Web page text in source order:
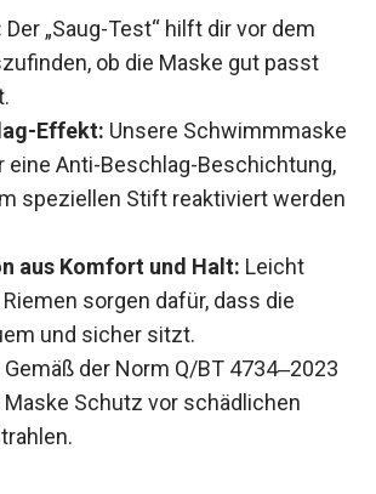
in Kürze
Der „Saug-Test“ hilft dir vor dem
ob die Maske gut passt
Effekt:Unsere
verfügt über eine Anti-
die mit einem
reaktiviert werden kann.
aus Komfort und Halt:
sorgen dafür, dass die
und sicher sitzt.
Gemäß der Norm Q/BT 4734‒